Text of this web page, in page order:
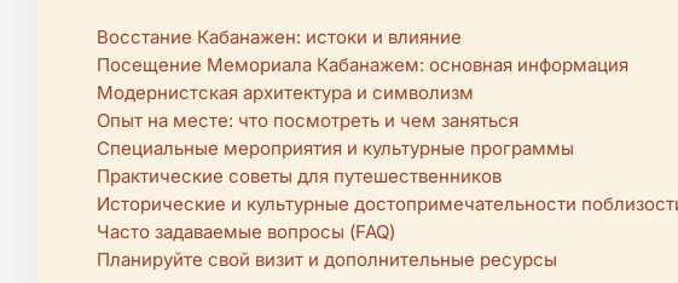
Восстание Кабанажен: истоки и влияние
Посещение Мемориала Кабанажем: основная информация
Модернистская архитектура и символизм
Опыт на месте: что посмотреть и чем заняться
Специальные мероприятия и культурные программы
Практические советы для путешественников
Исторические и культурные достопримечательности
Часто задаваемые вопросы (FAQ)
Планируйте свой визит и дополнительные ресурсы